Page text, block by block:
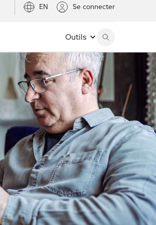
EN Se connecter
Outils